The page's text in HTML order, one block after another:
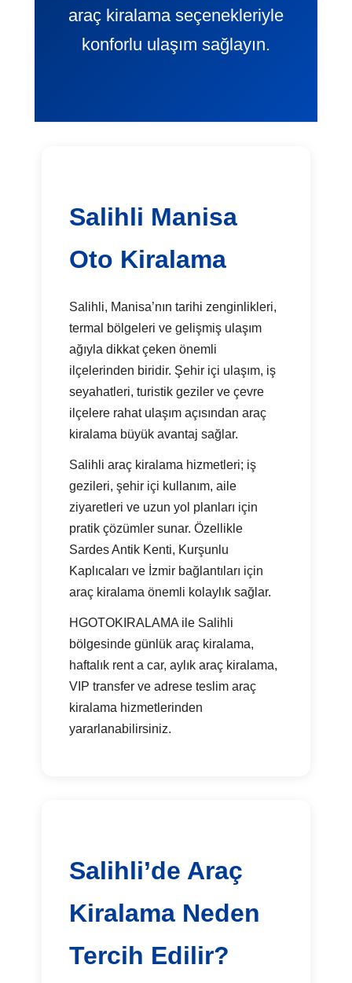
araç kiralama seçenekleriyle
konforlu ulaşım sağlayın.
Salihli Manisa
Oto Kiralama
Salihli, Manisa’nın tarihi zenginlikleri,
termal bölgeleri ve gelişmiş ulaşım
ağıyla dikkat çeken önemli
ilçelerinden biridir. Şehir içi ulaşım, iş
seyahatleri, turistik geziler ve çevre
ilçelere rahat ulaşım açısından araç
kiralama büyük avantaj sağlar.
Salihli araç kiralama hizmetleri; iş
gezileri, şehir içi kullanım, aile
ziyaretleri ve uzun yol planları için
pratik çözümler sunar. Özellikle
Sardes Antik Kenti, Kurşunlu
Kaplıcaları ve İzmir bağlantıları için
araç kiralama önemli kolaylık sağlar.
HGOTOKIRALAMA ile Salihli
bölgesinde günlük araç kiralama,
haftalık rent a car, aylık araç kiralama,
VIP transfer ve adrese teslim araç
kiralama hizmetlerinden
yararlanabilirsiniz.
Salihli’de Araç
Kiralama Neden
Tercih Edilir?